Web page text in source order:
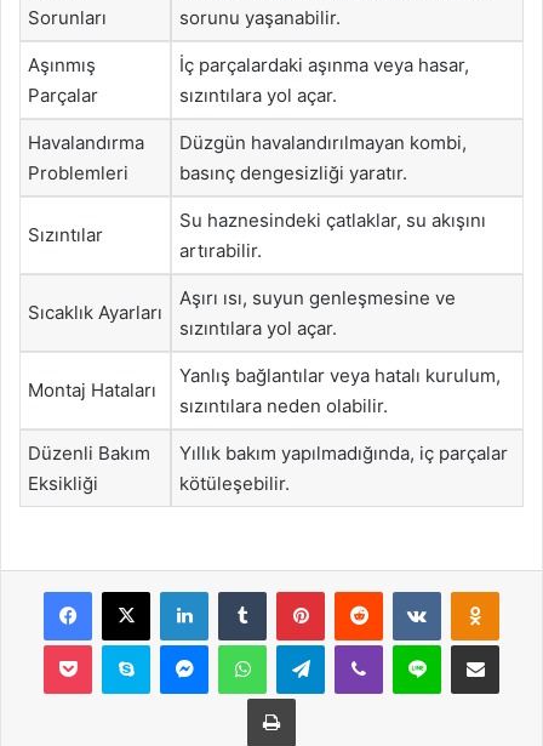
Sorunları
sorunu yaşanabilir.
Aşınmış
Parçalar
İç parçalardaki aşınma veya hasar,
sızıntılara yol açar.
Havalandırma
Problemleri
Düzgün havalandırılmayan kombi,
basınç dengesizliği yaratır.
Sızıntılar
Su haznesindeki çatlaklar, su akışını
artırabilir.
Sıcaklık Ayarları
Aşırı ısı, suyun genleşmesine ve
sızıntılara yol açar.
Montaj Hataları
Yanlış bağlantılar veya hatalı kurulum,
sızıntılara neden olabilir.
Düzenli Bakım
Eksikliği
Yıllık bakım yapılmadığında, iç parçalar
kötüleşebilir.
Facebook
X LinkedInTumblr PinterestReddit VKontakte
Pocket Skype MessengerWhatsAppTelegramViber Line E-Posta ile
Yazdır